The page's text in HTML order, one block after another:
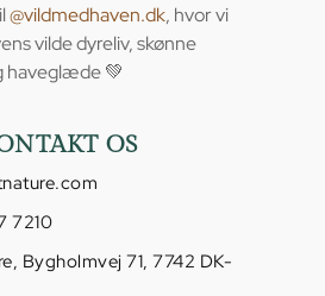
@vildmedhaven.dk, hvor vi
vilde dyreliv, skønne
haveglæde 💚
OS
7210
Bygholmvej 71, 7742 DK-